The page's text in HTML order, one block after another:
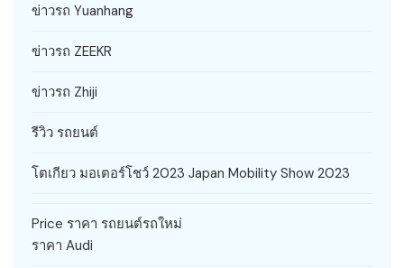
ข่าวรถ Yuanhang
ข่าวรถ ZEEKR
ข่าวรถ Zhiji
รีวิว รถยนต์
โตเกียว มอเตอร์โชว์ 2023 Japan Mobility Show 2023
Price ราคา รถยนต์รถใหม่
ราคา Audi